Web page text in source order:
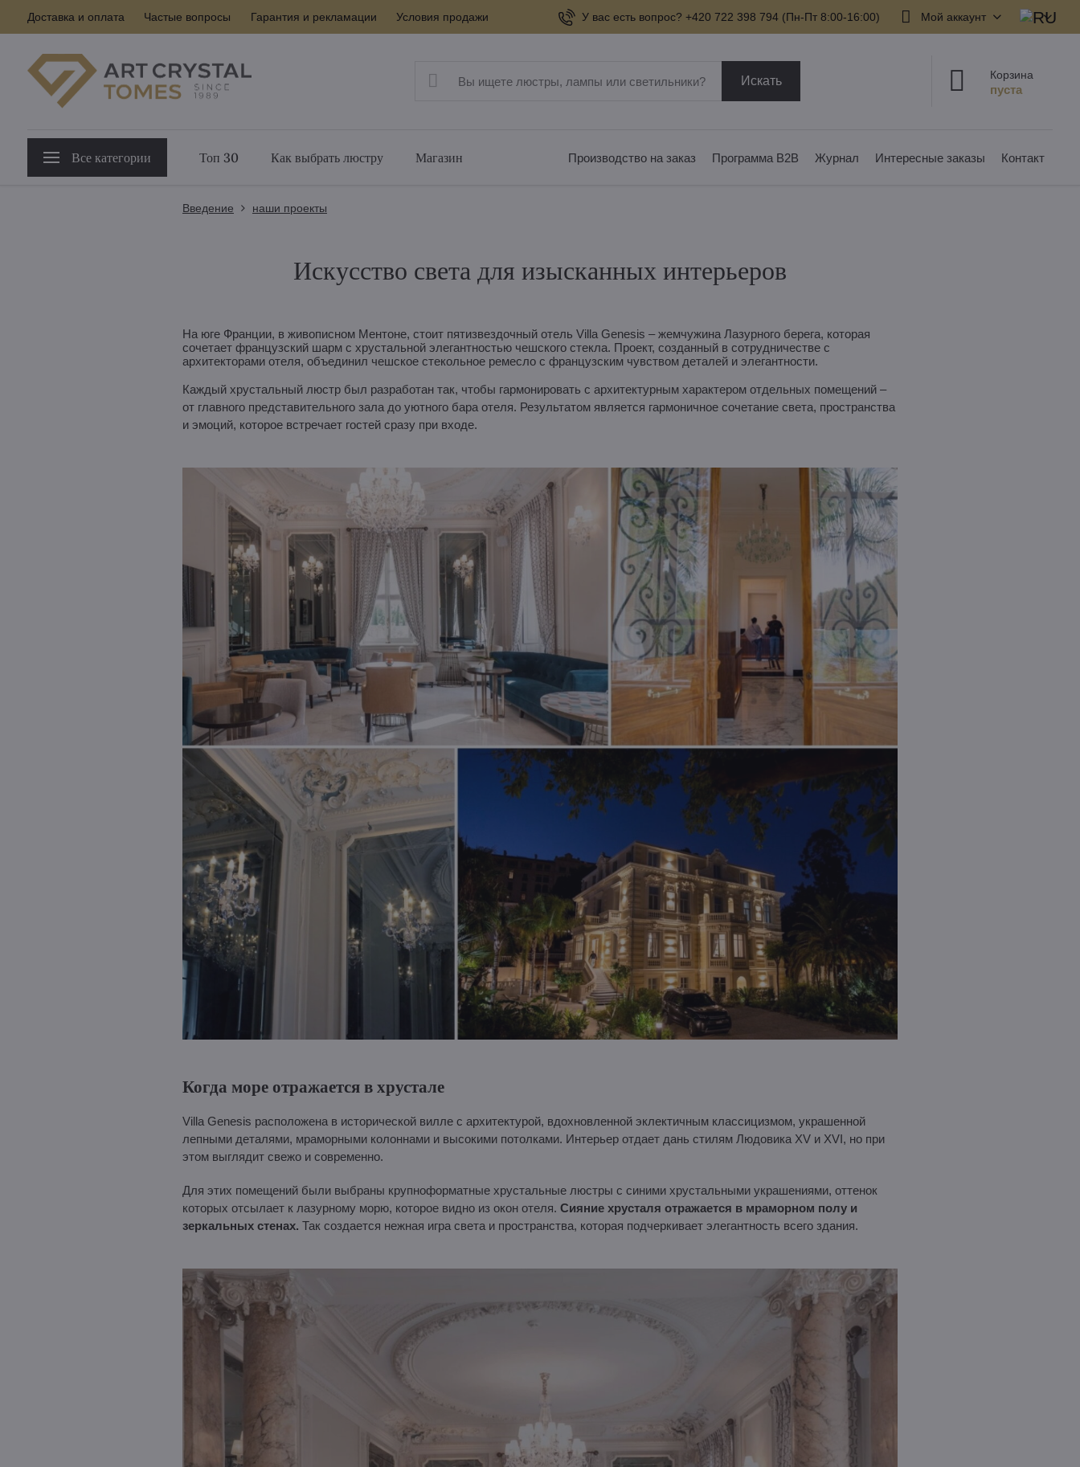
Доставка и оплата Частые вопросы Гарантия и рекламации Условия продажи У вас есть вопрос? +420 722 398 794​ (Пн-Пт 8:00-16:00) Мой аккаунт
Искать Корзина
Все категории Топ 30 Как выбрать люстру Магазин Производство на заказ Программа B2B Журнал Интересные заказы Контакт
Введение наши проекты
Искусство света для изысканных интерьеров
На юге Франции, в живописном Ментоне, стоит пятизвездочный отель Villa Genesis – жемчужина Лазурного берега, которая
сочетает французский шарм с хрустальной элегантностью чешского стекла. Проект, созданный в сотрудничестве с
архитекторами отеля, объединил чешское стекольное ремесло с французским чувством деталей и элегантности.
Каждый хрустальный люстр был разработан так, чтобы гармонировать с архитектурным характером отдельных помещений –
от главного представительного зала до уютного бара отеля. Результатом является гармоничное сочетание света, пространства
и эмоций, которое встречает гостей сразу при входе.
Когда море отражается в хрустале
Villa Genesis расположена в исторической вилле с архитектурой, вдохновленной эклектичным классицизмом, украшенной
лепными деталями, мраморными колоннами и высокими потолками. Интерьер отдает дань стилям Людовика XV и XVI, но при
этом выглядит свежо и современно.
Для этих помещений были выбраны крупноформатные хрустальные люстры с синими хрустальными украшениями, оттенок
которых отсылает к лазурному морю, которое видно из окон отеля. Сияние хрусталя отражается в мраморном полу и
зеркальных стенах. Так создается нежная игра света и пространства, которая подчеркивает элегантность всего здания.